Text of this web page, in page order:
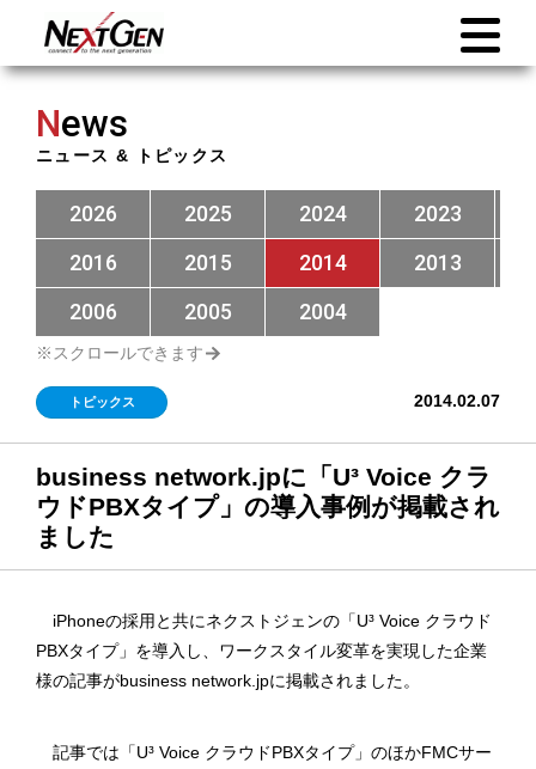
News
ニュース & トピックス
2026 2025 2024 2023
2016
2015 2014 2013
2006
2005 2004
トピックス 2014.02.07
business network.jpに「U³ Voice クラ
ウドPBXタイプ」の導入事例が掲載され
ました
iPhoneの採用と共にネクストジェンの「U³ Voice クラウド
PBXタイプ」を導入し、ワークスタイル変革を実現した企業
様の記事がbusiness network.jpに掲載されました。
記事では「U³ Voice クラウドPBXタイプ」のほかFMCサー